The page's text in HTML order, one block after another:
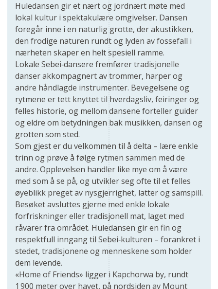
Huledansen gir et nært og jordnært møte med
lokal kultur i spektakulære omgivelser. Dansen
foregår inne i en naturlig grotte, der akustikken,
den frodige naturen rundt og lyden av fossefall i
nærheten skaper en helt spesiell ramme.
Lokale Sebei‑dansere fremfører tradisjonelle
danser akkompagnert av trommer, harper og
andre håndlagde instrumenter. Bevegelsene og
rytmene er tett knyttet til hverdagsliv, feiringer og
felles historie, og mellom dansene forteller guider
og eldre om betydningen bak musikken, dansen og
grotten som sted.
Som gjest er du velkommen til å delta – lære enkle
trinn og prøve å følge rytmen sammen med de
andre. Opplevelsen handler like mye om å være
med som å se på, og utvikler seg ofte til et felles
øyeblikk preget av nysgjerrighet, latter og samspill.
Besøket avsluttes gjerne med enkle lokale
forfriskninger eller tradisjonell mat, laget med
råvarer fra området. Huledansen gir en fin og
respektfull inngang til Sebei‑kulturen – forankret i
stedet, tradisjonene og menneskene som holder
dem levende.
«Home of Friends» ligger i Kapchorwa by, rundt
1 900 meter over havet, på nordsiden av Mount